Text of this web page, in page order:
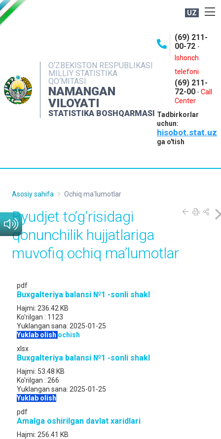
UZ
O‘ZBEKISTON RESPUBLIKASI
MILLIY STATISTIKA
QO‘MITASI
NAMANGAN
VILOYATI
STATISTIKA BOSHQARMASI
(69) 211-
00-72 -
Ishonch
telefoni
(69) 211-
72-00 - Call
Center
Tadbirkorlar
uchun:
hisobot.stat.uz
ga o'tish
NASHRLAR
INTERAKTIV XIZMATLAR
MATBUOT XIZMATI
MUROJAATLAR
Asosiy sahifa Ochiq ma'lumotlar
Byudjet to‘g‘risidagi
qonunchilik hujjatlariga
muvofiq ochiq maʼlumotlar
pdf
Buxgalteriya balansi №1 -sonli shakl
Hajmi: 236.42 KB
Ko'rilgan : 1123
Yuklangan sana: 2025-01-25
Yuklab olish ochish
xlsx
Buxgalteriya balansi №1 -sonli shakl
Hajmi: 53.48 KB
Ko'rilgan : 266
Yuklangan sana: 2025-01-25
Yuklab olish
pdf
Amalga oshirilgan davlat xaridlari
Hajmi: 256.41 KB